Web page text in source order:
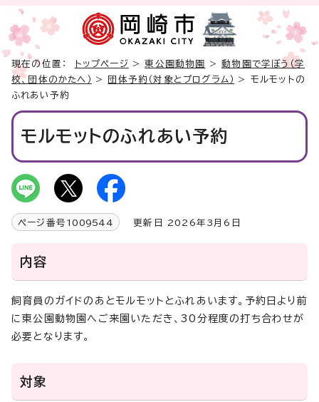
現在の位置： トップページ > 東公園動物園 >動物園で学ぼう（学
校、団体のかたへ）
> 団体予約（対象とプログラム）
> モルモットの
ふれあい予約
モルモットのふれあい予約
ページ番号 1009544 更新日 2026年3月6日
内容
飼育員のガイドのあとモルモットとふれあいます。予約日より前
に東公園動物園へご来園いただき、30分程度の打ち合わせが
必要となります。
対象